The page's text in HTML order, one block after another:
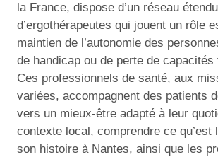
la France, dispose d’un réseau étendu
d’ergothérapeutes qui jouent un rôle
maintien de l’autonomie des
de handicap ou de perte de capacités
Ces professionnels de santé, aux
variées, accompagnent des patients
vers un mieux-être adapté à leur
contexte local, comprendre ce qu’est
son histoire à Nantes, ainsi que les